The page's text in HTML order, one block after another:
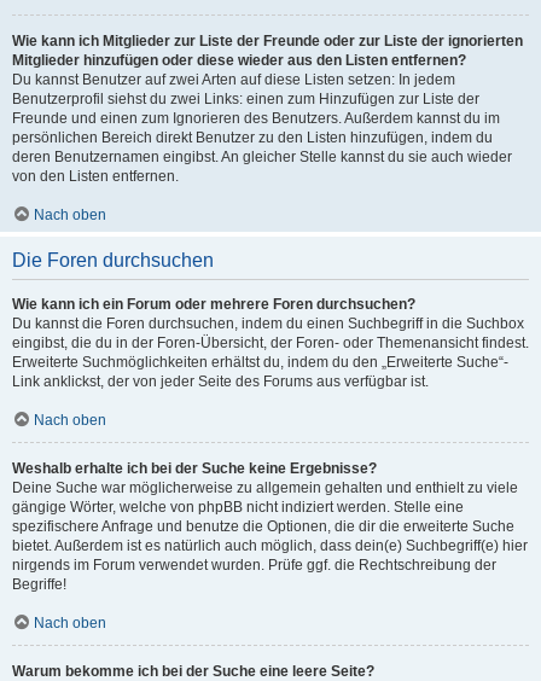
Wie kann ich Mitglieder zur Liste der Freunde oder zur Liste der ignorierten
Mitglieder hinzufügen oder diese wieder aus den Listen entfernen?
Du kannst Benutzer auf zwei Arten auf diese Listen setzen: In jedem
Benutzerprofil siehst du zwei Links: einen zum Hinzufügen zur Liste der
Freunde und einen zum Ignorieren des Benutzers. Außerdem kannst du im
persönlichen Bereich direkt Benutzer zu den Listen hinzufügen, indem du
deren Benutzernamen eingibst. An gleicher Stelle kannst du sie auch wieder
von den Listen entfernen.
Nach oben
Die Foren durchsuchen
Wie kann ich ein Forum oder mehrere Foren durchsuchen?
Du kannst die Foren durchsuchen, indem du einen Suchbegriff in die Suchbox
eingibst, die du in der Foren-Übersicht, der Foren- oder Themenansicht findest.
Erweiterte Suchmöglichkeiten erhältst du, indem du den „Erweiterte Suche“-
Link anklickst, der von jeder Seite des Forums aus verfügbar ist.
Nach oben
Weshalb erhalte ich bei der Suche keine Ergebnisse?
Deine Suche war möglicherweise zu allgemein gehalten und enthielt zu viele
gängige Wörter, welche von phpBB nicht indiziert werden. Stelle eine
spezifischere Anfrage und benutze die Optionen, die dir die erweiterte Suche
bietet. Außerdem ist es natürlich auch möglich, dass dein(e) Suchbegriff(e) hier
nirgends im Forum verwendet wurden. Prüfe ggf. die Rechtschreibung der
Begriffe!
Nach oben
Warum bekomme ich bei der Suche eine leere Seite?